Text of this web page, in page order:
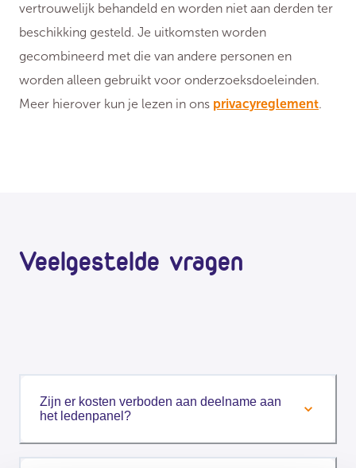
vertrouwelijk behandeld en worden niet aan derden ter
beschikking gesteld. Je uitkomsten worden
gecombineerd met die van andere personen en
worden alleen gebruikt voor onderzoeksdoeleinden.
Meer hierover kun je lezen in ons privacyreglement.
Veelgestelde vragen
Zijn er kosten verboden aan deelname aan
het ledenpanel?